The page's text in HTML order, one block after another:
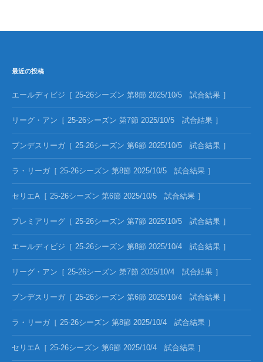
最近の投稿
エールディビジ［ 25-26シーズン 第8節 2025/10/5 試合結果 ］
リーグ・アン［ 25-26シーズン 第7節 2025/10/5 試合結果 ］
ブンデスリーガ［ 25-26シーズン 第6節 2025/10/5 試合結果 ］
ラ・リーガ［ 25-26シーズン 第8節 2025/10/5 試合結果 ］
セリエA［ 25-26シーズン 第6節 2025/10/5 試合結果 ］
プレミアリーグ［ 25-26シーズン 第7節 2025/10/5 試合結果 ］
エールディビジ［ 25-26シーズン 第8節 2025/10/4 試合結果 ］
リーグ・アン［ 25-26シーズン 第7節 2025/10/4 試合結果 ］
ブンデスリーガ［ 25-26シーズン 第6節 2025/10/4 試合結果 ］
ラ・リーガ［ 25-26シーズン 第8節 2025/10/4 試合結果 ］
セリエA［ 25-26シーズン 第6節 2025/10/4 試合結果 ］